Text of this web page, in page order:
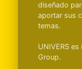
diseñado
aportar sus
temas.
UNIVERS
Group.